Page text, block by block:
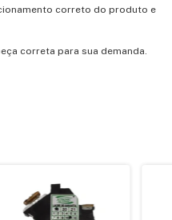
correto do produto e
correta para sua demanda.